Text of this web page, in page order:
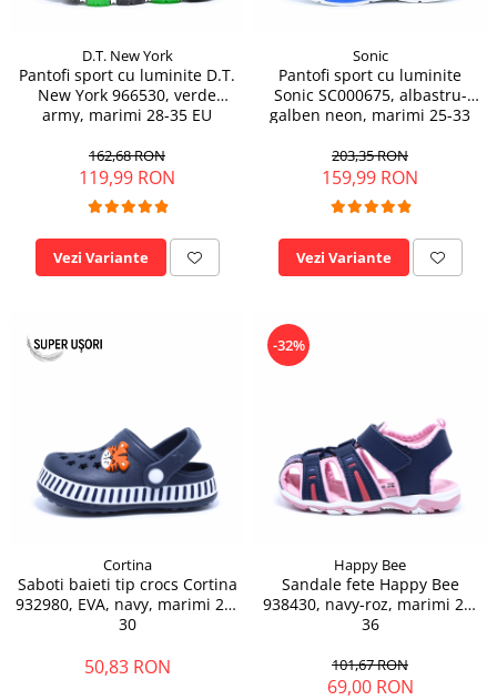
D.T. New York
Pantofi sport cu luminite D.T.
New York 966530, verde
army, marimi 28-35 EU
162,68 RON
119,99 RON
Vezi Variante
Sonic
Pantofi sport cu luminite
Sonic SC000675, albastru-
galben neon, marimi 25-33
203,35 RON
159,99 RON
Vezi Variante
Cortina
Saboti baieti tip crocs Cortina
932980, EVA, navy, marimi 25-
30
50,83 RON
-32%
Happy Bee
Sandale fete Happy Bee
938430, navy-roz, marimi 25-
36
101,67 RON
69,00 RON